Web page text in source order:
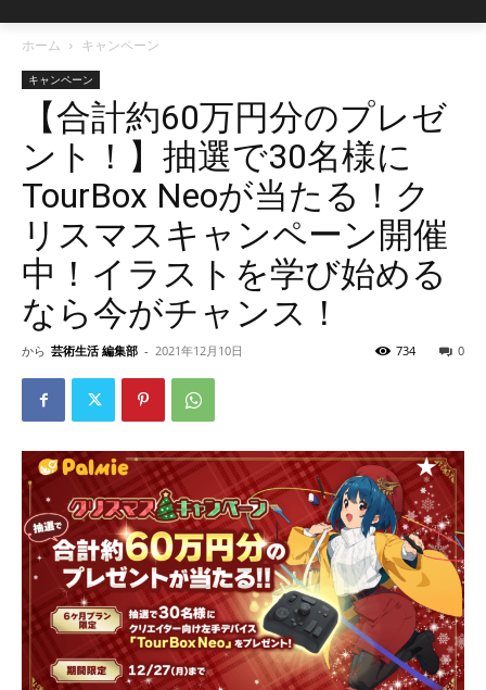
ホーム キャンペーン
キャンペーン
【合計約60万円分のプレゼ
ント！】抽選で30名様に
TourBox Neoが当たる！ク
リスマスキャンペーン開催
中！イラストを学び始める
なら今がチャンス！
から 芸術生活 編集部 - 2021年12月10日 0
734